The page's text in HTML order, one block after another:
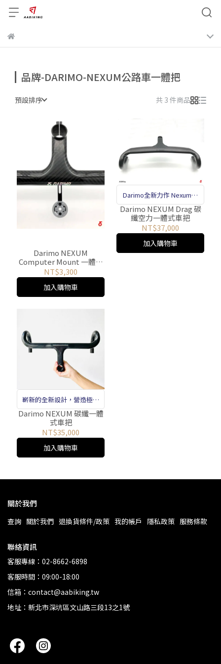
品牌-DARIMO-NEXUM公路車一體把
預設排序 共 3 件商品
Darimo NEXUM
Computer Mount 一體式
車把碼表座
NT$3,300
加入購物車
Darimo全新力作 Nexum空
力版
Darimo NEXUM Drag 碳
纖空力一體式車把
NT$37,000
加入購物車
嶄新的全新設計，營造極為
簡潔及堅固的把手
Darimo NEXUM 碳纖一體
式車把
NT$35,000
加入購物車
關於我們
查詢 關於我們 退換貨條件/政策 我的帳戶 隱私政策 服務條款
聯絡資訊
客服專線：02-8662-6898
客服時間：09:00-18:00
信箱：contact@aabiking.tw
地址：新北市深坑區文山路三段13之1號